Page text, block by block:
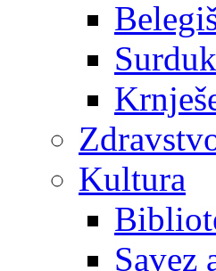
Surduk
Kultura
Savez